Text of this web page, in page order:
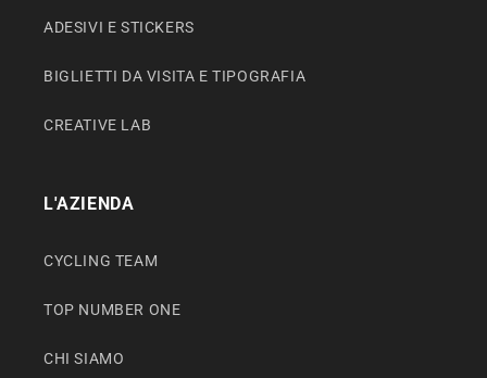
ADESIVI E STICKERS
BIGLIETTI DA VISITA E TIPOGRAFIA
CREATIVE LAB
L'AZIENDA
CYCLING TEAM
TOP NUMBER ONE
CHI SIAMO